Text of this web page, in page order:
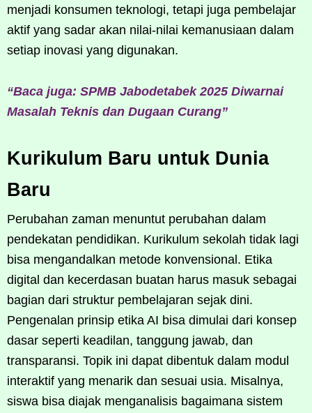
menjadi konsumen teknologi, tetapi juga pembelajar
aktif yang sadar akan nilai-nilai kemanusiaan dalam
setiap inovasi yang digunakan.
“Baca juga: SPMB Jabodetabek 2025 Diwarnai
Masalah Teknis dan Dugaan Curang”
Kurikulum Baru untuk Dunia
Baru
Perubahan zaman menuntut perubahan dalam
pendekatan pendidikan. Kurikulum sekolah tidak lagi
bisa mengandalkan metode konvensional. Etika
digital dan kecerdasan buatan harus masuk sebagai
bagian dari struktur pembelajaran sejak dini.
Pengenalan prinsip etika AI bisa dimulai dari konsep
dasar seperti keadilan, tanggung jawab, dan
transparansi. Topik ini dapat dibentuk dalam modul
interaktif yang menarik dan sesuai usia. Misalnya,
siswa bisa diajak menganalisis bagaimana sistem